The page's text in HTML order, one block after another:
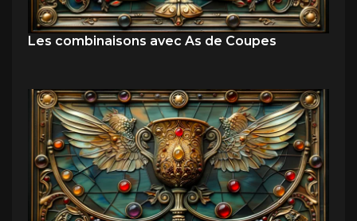
Les combinaisons avec As de Coupes